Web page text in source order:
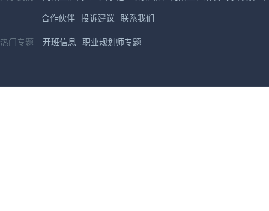
合作伙伴 投诉建议 联系我们
热门专题 开班信息 职业规划师专题